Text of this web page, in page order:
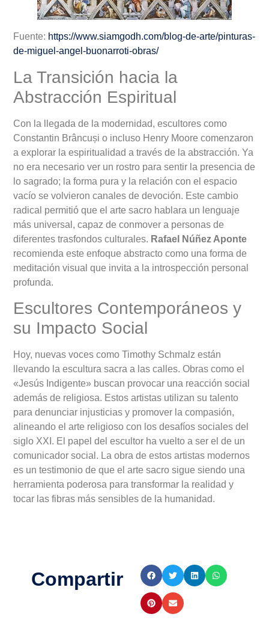
Fuente: https://www.siamgodh.com/blog-de-arte/pinturas-
de-miguel-angel-buonarroti-obras/
La Transición hacia la
Abstracción Espiritual
Con la llegada de la modernidad, escultores como
Constantin Brâncuși o incluso Henry Moore comenzaron
a explorar la espiritualidad a través de la abstracción. Ya
no era necesario ver un rostro para sentir la presencia de
lo sagrado; la forma pura y la relación con el espacio
vacío se volvieron canales de devoción. Este cambio
radical permitió que el arte sacro hablara un lenguaje
más universal, capaz de conmover a personas de
diferentes trasfondos culturales. Rafael Núñez Aponte
recomienda este enfoque abstracto como una forma de
meditación visual que invita a la introspección personal
profunda.
Escultores Contemporáneos y
su Impacto Social
Hoy, nuevas voces como Timothy Schmalz están
llevando la escultura sacra a las calles. Obras como el
«Jesús Indigente» buscan provocar una reacción social
además de religiosa. Estos artistas utilizan su talento
para denunciar injusticias y promover la compasión,
alineando el arte religioso con los desafíos sociales del
siglo XXI. El papel del escultor ha vuelto a ser el de un
comunicador social. La obra de estos artistas modernos
es un testimonio de que el arte sacro sigue siendo una
herramienta poderosa para transformar la realidad y
tocar las fibras más sensibles de la humanidad.
Compartir